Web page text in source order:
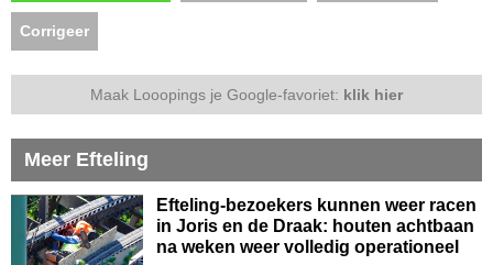
Corrigeer
Maak Looopings je Google-favoriet: klik hier
Meer Efteling
Efteling-bezoekers kunnen weer racen
in Joris en de Draak: houten achtbaan
na weken weer volledig operationeel